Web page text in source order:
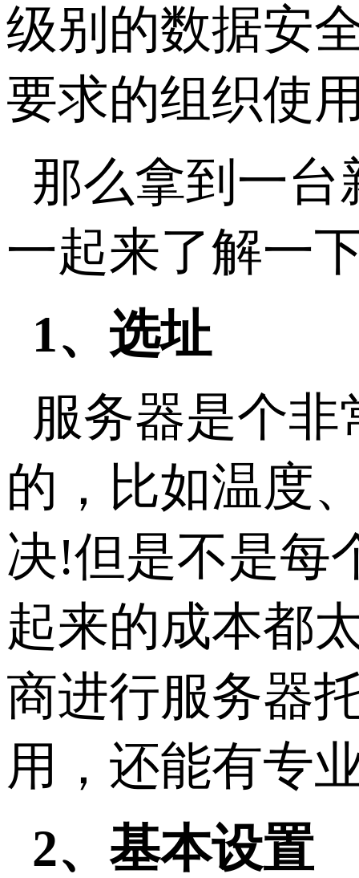
级别的数据安
要求的组织使
那么拿到一台
一起来了解一
1、选址
服务器是个
的，比如温度
决!但是不是每
起来的成本都
商进行服务器
用，还能有专
2、基本设置